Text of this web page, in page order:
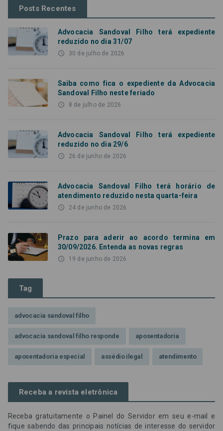
Posts Recentes
Advocacia Sandoval Filho terá expediente
reduzido no dia 31/07
access_time 30 de julho de 2026
Saiba como fica o expediente da Advocacia
Sandoval Filho neste feriado
access_time 8 de julho de 2026
Advocacia Sandoval Filho terá expediente
reduzido no dia 29/6
access_time 26 de junho de 2026
Advocacia Sandoval Filho terá horário de
atendimento reduzido nesta quarta-feira
access_time 24 de junho de 2026
Prazo para aderir ao acordo termina em
30/09/2026. Entenda as novas regras
access_time 19 de junho de 2026
Tag
advocacia sandoval filho
advocacia sandoval filho responde aposentadoria
aposentadoria especial assédio ilegal atendimento
credores prioritários Dia do Servidor Público
Receba a revista eletrônica
Receba gratuitamente o Painel do Servidor em seu e-mail e
fique sabendo das principais notícias de interesse do servidor